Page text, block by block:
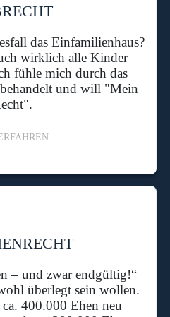
das Einfamilienhaus?
wirklich alle Kinder
fühle mich durch das
und will "Mein
– und zwar endgültig!“
überlegt sein wollen.
ca. 400.000 Ehen neu